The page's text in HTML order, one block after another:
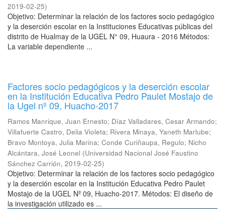
2019-02-25)
Objetivo: Determinar la relación de los factores socio pedagógico
y la deserción escolar en la Instituciones Educativas públicas del
distrito de Hualmay de la UGEL N° 09, Huaura - 2016 Métodos:
La variable dependiente ...
Factores socio pedagógicos y la deserción escolar
en la Institución Educativa Pedro Paulet Mostajo de
la Ugel nº 09, Huacho-2017
Ramos Manrique, Juan Ernesto; Díaz Valladares, Cesar Armando;
Villafuerte Castro, Delia Violeta; Rivera Minaya, Yaneth Marlube;
Bravo Montoya, Julia Marina; Conde Curiñaupa, Regulo; Nicho
Alcántara, José Leonel (Universidad Nacional José Faustino
Sánchez Carrión, 2019-02-25)
Objetivo: Determinar la relación de los factores socio pedagógico
y la deserción escolar en la Institución Educativa Pedro Paulet
Mostajo de la UGEL Nº 09, Huacho-2017. Métodos: El diseño de
la investigación utilizado es ...